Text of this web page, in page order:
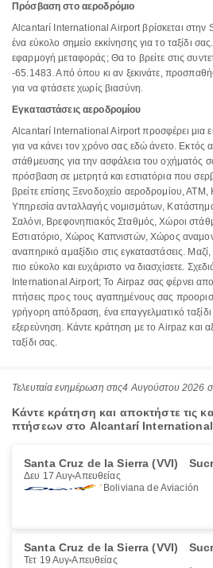
Πρόσβαση στο αεροδρόμιο
Alcantarí International Airport βρίσκεται
ένα εύκολο σημείο εκκίνησης για το ταξίδι
εφαρμογή μεταφοράς; Θα το βρείτε στις
-65.1483. Από όπου κι αν ξεκινάτε,
για να φτάσετε χωρίς βιασύνη.
Εγκαταστάσεις αεροδρομίου
Alcantarí International Airport προσφέρει μια
για να κάνει τον χρόνο σας εδώ άνετο.
στάθμευσης για την ασφάλεια του οχήματός
πρόσβαση σε μετρητά και εστιατόρια που
βρείτε επίσης Ξενοδοχείο αεροδρομίου, ΑΤΜ,
Υπηρεσία ανταλλαγής νομισμάτων,
Σαλόνι, Βρεφονηπιακός Σταθμός, Χώροι
Εστιατόριο, Χώρος Καπνιστών, Χώρος
αναπηρικό αμαξίδιο στις εγκαταστάσεις.
πιο εύκολο και ευχάριστο να διασχίσετε.
International Airport; Το Airpaz σας φέρνει
πτήσεις προς τους αγαπημένους σας
γρήγορη απόδραση, ένα επαγγελματικό
εξερεύνηση. Κάντε κράτηση με το Airpaz και
ταξίδι σας.
Τελευταία ενημέρωση στις4 Αυγούστου 2026
Κάντε κράτηση και αποκτήστε τις
πτήσεων στο Alcantarí International
Santa Cruz de la Sierra (VVI)
Δευ 17 Αυγ Απευθείας
Boliviana de Aviación
Santa Cruz de la Sierra (VVI)
Τετ 19 Αυγ Απευθείας